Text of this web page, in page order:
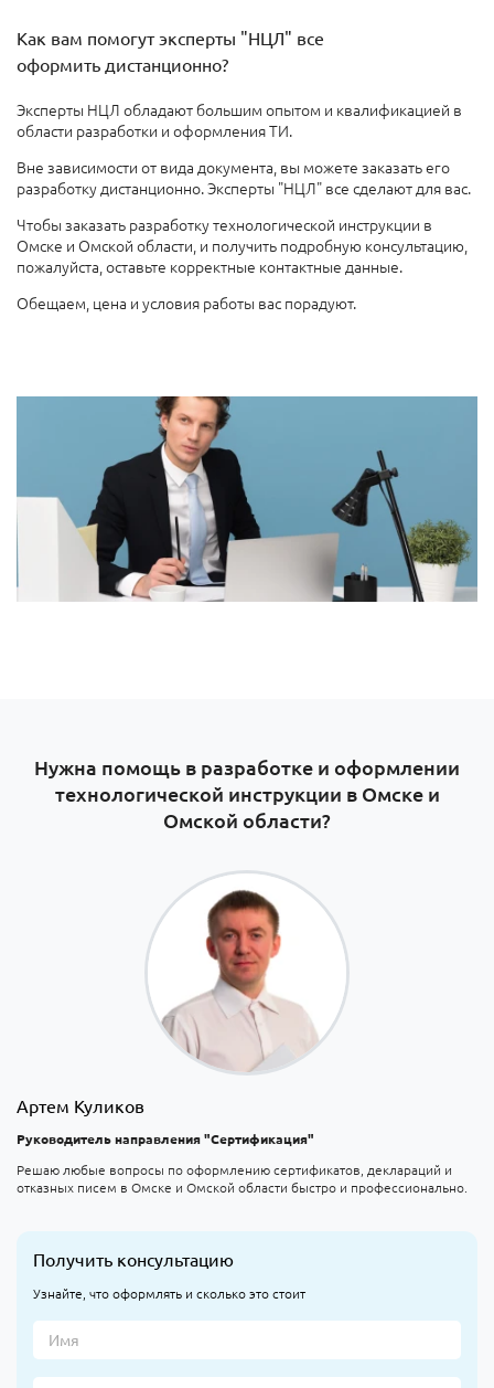
Как вам помогут эксперты "НЦЛ" все
оформить дистанционно?
Эксперты НЦЛ обладают большим опытом и квалификацией в
области разработки и оформления ТИ.
Вне зависимости от вида документа, вы можете заказать его
разработку дистанционно. Эксперты "НЦЛ" все сделают для вас.
Чтобы заказать разработку технологической инструкции в
Омске и Омской области, и получить подробную консультацию,
пожалуйста, оставьте корректные контактные данные.
Обещаем, цена и условия работы вас порадуют.
Нужна помощь в разработке и оформлении
технологической инструкции в Омске и
Омской области?
Артем Куликов
Руководитель направления "Сертификация"
Решаю любые вопросы по оформлению сертификатов, деклараций и
отказных писем в Омске и Омской области быстро и профессионально.
Получить консультацию
Узнайте, что оформлять и сколько это стоит